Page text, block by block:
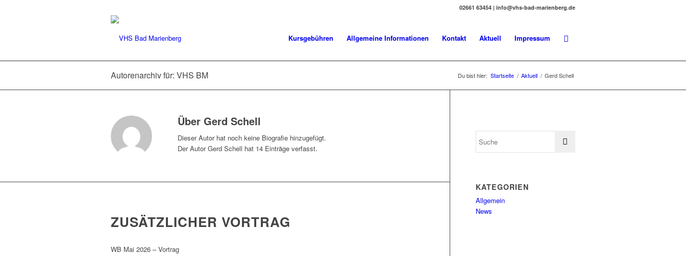
02661 63454 | info@vhs-bad-marienberg.de
Kursgebühren Allgemeine Informationen Kontakt Aktuell Impressum
Autorenarchiv für: VHS BM Du bist hier: Startseite / Aktuell / Gerd Schell
Über Gerd Schell
Dieser Autor hat noch keine Biografie hinzugefügt.
Der AutorGerd Schell hat 14 Einträge verfasst.
ZUSÄTZLICHER VORTRAG
WB Mai 2026 – Vortrag
KATEGORIEN
Allgemein
News